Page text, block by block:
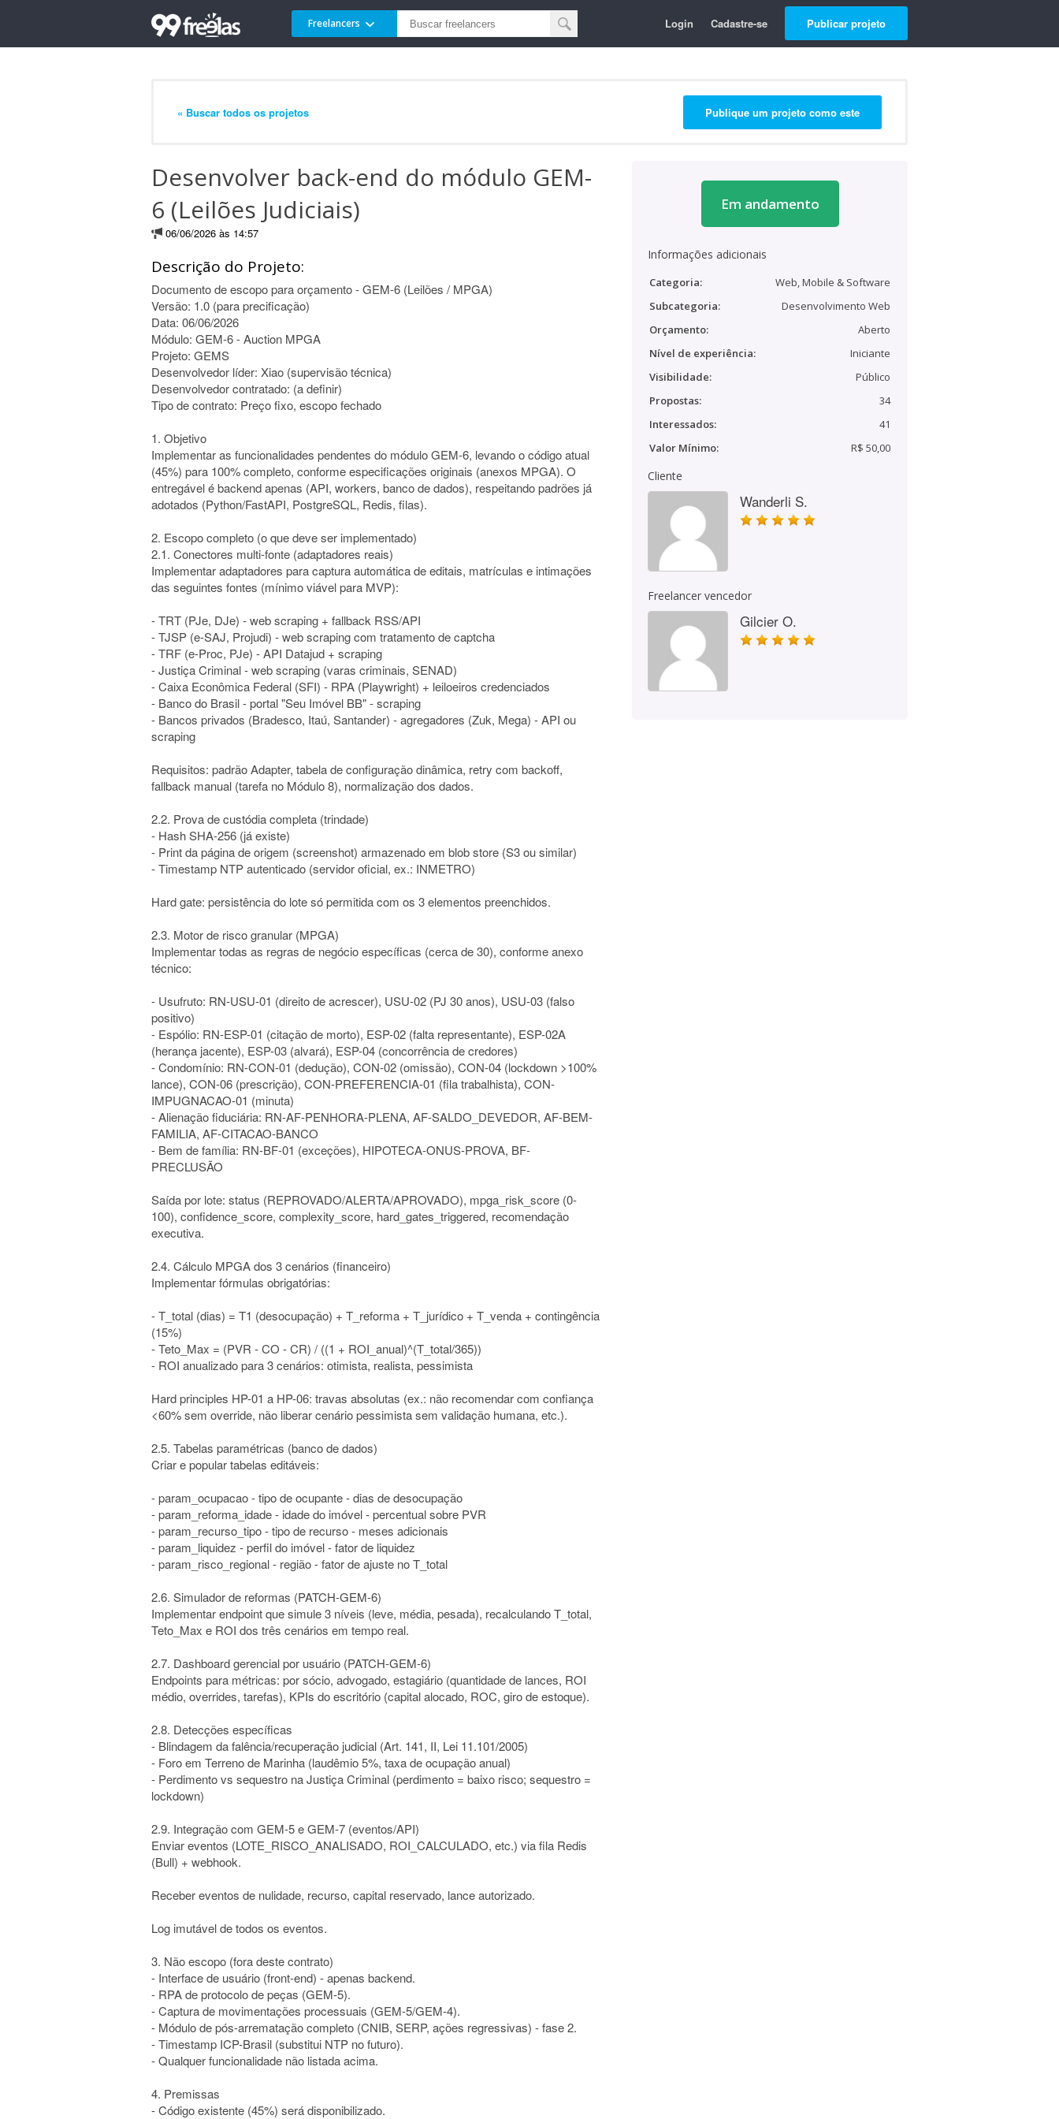
Freelancers Login Cadastre-se Publicar projeto
« Buscar todos os projetos Publique um projeto como este
Desenvolver back-end do módulo GEM-
6 (Leilões Judiciais)
06/06/2026 às 14:57
Descrição do Projeto:
Documento de escopo para orçamento - GEM-6 (Leilões / MPGA)
Versão: 1.0 (para precificação)
Data: 06/06/2026
Módulo: GEM-6 - Auction MPGA
Projeto: GEMS
Desenvolvedor líder: Xiao (supervisão técnica)
Desenvolvedor contratado: (a definir)
Tipo de contrato: Preço fixo, escopo fechado
1. Objetivo
Implementar as funcionalidades pendentes do módulo GEM-6, levando o código atual
(45%) para 100% completo, conforme especificações originais (anexos MPGA). O
entregável é backend apenas (API, workers, banco de dados), respeitando padrões já
adotados (Python/FastAPI, PostgreSQL, Redis, filas).
2. Escopo completo (o que deve ser implementado)
2.1. Conectores multi-fonte (adaptadores reais)
Implementar adaptadores para captura automática de editais, matrículas e intimações
das seguintes fontes (mínimo viável para MVP):
- TRT (PJe, DJe) - web scraping + fallback RSS/API
- TJSP (e-SAJ, Projudi) - web scraping com tratamento de captcha
- TRF (e-Proc, PJe) - API Datajud + scraping
- Justiça Criminal - web scraping (varas criminais, SENAD)
- Caixa Econômica Federal (SFI) - RPA (Playwright) + leiloeiros credenciados
- Banco do Brasil - portal "Seu Imóvel BB" - scraping
- Bancos privados (Bradesco, Itaú, Santander) - agregadores (Zuk, Mega) - API ou
scraping
Requisitos: padrão Adapter, tabela de configuração dinâmica, retry com backoff,
fallback manual (tarefa no Módulo 8), normalização dos dados.
2.2. Prova de custódia completa (trindade)
- Hash SHA-256 (já existe)
- Print da página de origem (screenshot) armazenado em blob store (S3 ou similar)
- Timestamp NTP autenticado (servidor oficial, ex.: INMETRO)
Hard gate: persistência do lote só permitida com os 3 elementos preenchidos.
2.3. Motor de risco granular (MPGA)
Implementar todas as regras de negócio específicas (cerca de 30), conforme anexo
técnico:
- Usufruto: RN-USU-01 (direito de acrescer), USU-02 (PJ 30 anos), USU-03 (falso
positivo)
- Espólio: RN-ESP-01 (citação de morto), ESP-02 (falta representante), ESP-02A
(herança jacente), ESP-03 (alvará), ESP-04 (concorrência de credores)
- Condomínio: RN-CON-01 (dedução), CON-02 (omissão), CON-04 (lockdown >100%
lance), CON-06 (prescrição), CON-PREFERENCIA-01 (fila trabalhista), CON-
IMPUGNACAO-01 (minuta)
- Alienação fiduciária: RN-AF-PENHORA-PLENA, AF-SALDO_DEVEDOR, AF-BEM-
FAMILIA, AF-CITACAO-BANCO
- Bem de família: RN-BF-01 (exceções), HIPOTECA-ONUS-PROVA, BF-
PRECLUSÃO
Saída por lote: status (REPROVADO/ALERTA/APROVADO), mpga_risk_score (0-
100), confidence_score, complexity_score, hard_gates_triggered, recomendação
executiva.
2.4. Cálculo MPGA dos 3 cenários (financeiro)
Implementar fórmulas obrigatórias:
- T_total (dias) = T1 (desocupação) + T_reforma + T_jurídico + T_venda + contingência
(15%)
- Teto_Max = (PVR - CO - CR) / ((1 + ROI_anual)^(T_total/365))
- ROI anualizado para 3 cenários: otimista, realista, pessimista
Hard principles HP-01 a HP-06: travas absolutas (ex.: não recomendar com confiança
<60% sem override, não liberar cenário pessimista sem validação humana, etc.).
2.5. Tabelas paramétricas (banco de dados)
Criar e popular tabelas editáveis:
- param_ocupacao - tipo de ocupante - dias de desocupação
- param_reforma_idade - idade do imóvel - percentual sobre PVR
- param_recurso_tipo - tipo de recurso - meses adicionais
- param_liquidez - perfil do imóvel - fator de liquidez
- param_risco_regional - região - fator de ajuste no T_total
2.6. Simulador de reformas (PATCH-GEM-6)
Implementar endpoint que simule 3 níveis (leve, média, pesada), recalculando T_total,
Teto_Max e ROI dos três cenários em tempo real.
2.7. Dashboard gerencial por usuário (PATCH-GEM-6)
Endpoints para métricas: por sócio, advogado, estagiário (quantidade de lances, ROI
médio, overrides, tarefas), KPIs do escritório (capital alocado, ROC, giro de estoque).
2.8. Detecções específicas
- Blindagem da falência/recuperação judicial (Art. 141, II, Lei 11.101/2005)
- Foro em Terreno de Marinha (laudêmio 5%, taxa de ocupação anual)
- Perdimento vs sequestro na Justiça Criminal (perdimento = baixo risco; sequestro =
lockdown)
2.9. Integração com GEM-5 e GEM-7 (eventos/API)
Enviar eventos (LOTE_RISCO_ANALISADO, ROI_CALCULADO, etc.) via fila Redis
(Bull) + webhook.
Receber eventos de nulidade, recurso, capital reservado, lance autorizado.
Log imutável de todos os eventos.
3. Não escopo (fora deste contrato)
- Interface de usuário (front-end) - apenas backend.
- RPA de protocolo de peças (GEM-5).
- Captura de movimentações processuais (GEM-5/GEM-4).
- Módulo de pós-arrematação completo (CNIB, SERP, ações regressivas) - fase 2.
- Timestamp ICP-Brasil (substitui NTP no futuro).
- Qualquer funcionalidade não listada acima.
4. Premissas
- Código existente (45%) será disponibilizado.
Em andamento
Informações adicionais
Categoria:
Web, Mobile & Software
Subcategoria:
Desenvolvimento Web
Orçamento:
Aberto
Nível de experiência:
Iniciante
Visibilidade:
Público
Propostas:
34
Interessados:
41
Valor Mínimo:
R$ 50,00
Cliente
Wanderli S.
Freelancer vencedor
Gilcier O.